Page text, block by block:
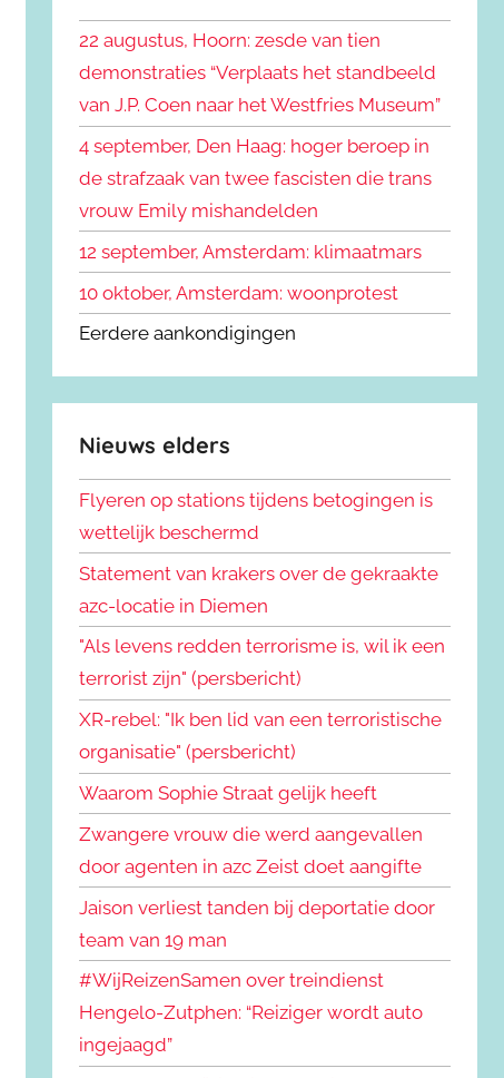
n
a
a
r
:
n
22 augustus, Hoorn: zesde van tien
demonstraties “Verplaats het standbeeld
van J.P. Coen naar het Westfries Museum”
4 september, Den Haag: hoger beroep in
de strafzaak van twee fascisten die trans
vrouw Emily mishandelden
12 september, Amsterdam: klimaatmars
10 oktober, Amsterdam: woonprotest
Eerdere aankondigingen
Nieuws elders
Flyeren op stations tijdens betogingen is
wettelijk beschermd
Statement van krakers over de gekraakte
azc-locatie in Diemen
"Als levens redden terrorisme is, wil ik een
terrorist zijn" (persbericht)
XR-rebel: "Ik ben lid van een terroristische
organisatie" (persbericht)
Waarom Sophie Straat gelijk heeft
Zwangere vrouw die werd aangevallen
door agenten in azc Zeist doet aangifte
Jaison verliest tanden bij deportatie door
team van 19 man
#WijReizenSamen over treindienst
Hengelo-Zutphen: “Reiziger wordt auto
ingejaagd”